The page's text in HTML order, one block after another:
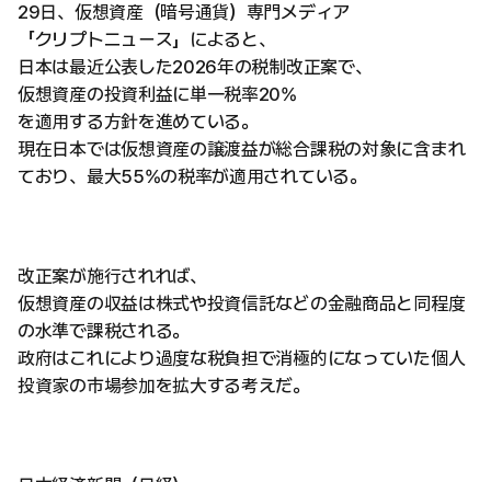
29日、仮想資産（暗号通貨）専門メディア
「クリプトニュース」によると、
日本は最近公表した2026年の税制改正案で、
仮想資産の投資利益に単一税率20%
を適用する方針を進めている。
現在日本では仮想資産の譲渡益が総合課税の対象に含まれ
ており、最大55%の税率が適用されている。
改正案が施行されれば、
仮想資産の収益は株式や投資信託などの金融商品と同程度
の水準で課税される。
政府はこれにより過度な税負担で消極的になっていた個人
投資家の市場参加を拡大する考えだ。